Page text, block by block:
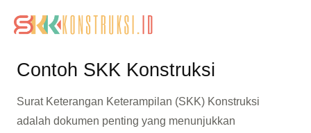
Contoh SKK Konstruksi
Surat Keterangan Keterampilan (SKK) Konstruksi
adalah dokumen penting yang menunjukkan